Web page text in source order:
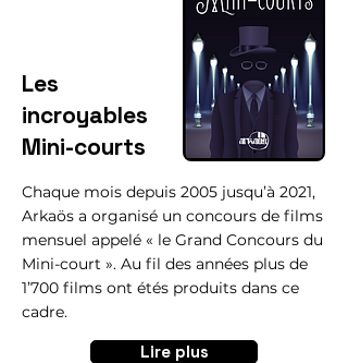
Les
incroyables
Mini-courts
Chaque mois depuis 2005 jusqu’à 2021,
Arkaös a organisé un concours de films
mensuel appelé « le Grand Concours du
Mini-court ». Au fil des années plus de
1’700 films ont étés produits dans ce
cadre.
Lire plus